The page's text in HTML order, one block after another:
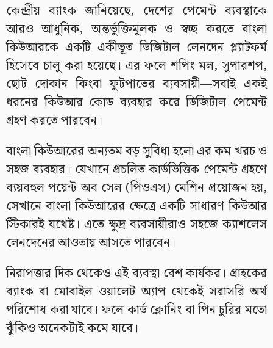
কেন্দ্রীয় ব্যাংক জানিয়েছে, দেশের পেমেন্ট ব্যবস্থাকে
আরও আধুনিক, অন্তর্ভুক্তিমূলক ও স্বচ্ছ করতে বাংলা
কিউআরকে একটি একীভূত ডিজিটাল লেনদেন প্ল্যাটফর্ম
হিসেবে চালু করা হয়েছে। এর ফলে শপিং মল, সুপারশপ,
ছোট দোকান কিংবা ফুটপাতের ব্যবসায়ী—সবাই একই
ধরনের কিউআর কোড ব্যবহার করে ডিজিটাল পেমেন্ট
গ্রহণ করতে পারবেন।
বাংলা কিউআরের অন্যতম বড় সুবিধা হলো এর কম খরচ ও
সহজ ব্যবহার। যেখানে প্রচলিত কার্ডভিত্তিক পেমেন্ট গ্রহণে
ব্যয়বহুল পয়েন্ট অব সেল (পিওএস) মেশিন প্রয়োজন হয়,
সেখানে বাংলা কিউআরের ক্ষেত্রে একটি সাধারণ কিউআর
স্টিকারই যথেষ্ট। এতে ক্ষুদ্র ব্যবসায়ীরাও সহজে ক্যাশলেস
লেনদেনের আওতায় আসতে পারবেন।
নিরাপত্তার দিক থেকেও এই ব্যবস্থা বেশ কার্যকর। গ্রাহকের
ব্যাংক বা মোবাইল ওয়ালেট অ্যাপ থেকেই সরাসরি অর্থ
পরিশোধ করা যাবে। ফলে কার্ড ক্লোনিং বা পিন চুরির মতো
ঝুঁকিও অনেকটাই কমে যাবে।